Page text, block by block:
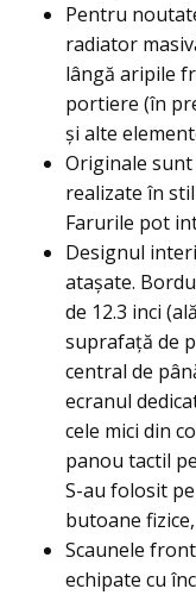
Pentru
radiator
lângă aripile
portiere (în
şi alte
Originale
realizate în
Farurile pot
Designul
ataşate.
de 12.3 inci
suprafaţă de
central de
ecranul
cele mici din
panou tactil
S-au folosit
butoane
Scaunele
echipate cu